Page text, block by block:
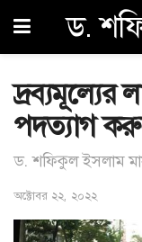
ড.
দ্রব্যমূল্যের
পদত্যাগ
ড. শফিকুল ইসলাম
অক্টোবর ২২, ২০২২